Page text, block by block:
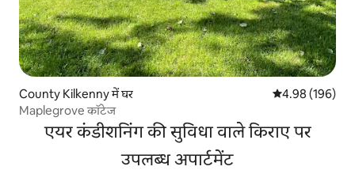
County Kilkenny में घर औसत रेटिंग 5 में से
4.98 (196)
Maplegrove कॉटेज
एयर कंडीशनिंग की सुविधा वाले किराए पर
उपलब्ध अपार्टमेंट